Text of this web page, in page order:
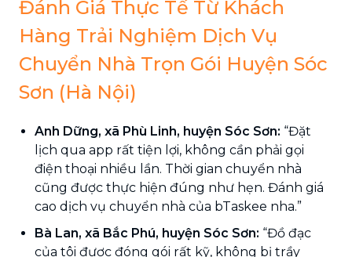
Đánh Giá Thực Tế Từ Khách
Hàng Trải Nghiệm Dịch Vụ
Chuyển Nhà Trọn Gói Huyện Sóc
Sơn (Hà Nội)
Anh Dững, xã Phù Linh, huyện Sóc Sơn: “Đặt
lịch qua app rất tiện lợi, không cần phải gọi
điện thoại nhiều lần. Thời gian chuyển nhà
cũng được thực hiện đúng như hẹn. Đánh giá
cao dịch vụ chuyển nhà của bTaskee nha.”
Bà Lan, xã Bắc Phú, huyện Sóc Sơn: “Đồ đạc
của tôi được đóng gói rất kỹ, không bị trầy